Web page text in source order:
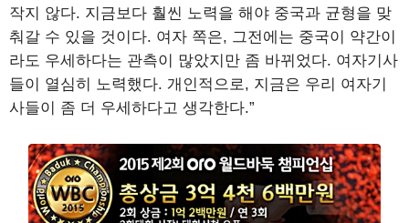
작지 않다. 지금보다 훨씬 노력을 해야 중국과 균형을 맞
춰갈 수 있을 것이다. 여자 쪽은, 그전에는 중국이 약간이
라도 우세하다는 관측이 많았지만 좀 바뀌었다. 여자기사
들이 열심히 노력했다. 개인적으로, 지금은 우리 여자기
사들이 좀 더 우세하다고 생각한다.”